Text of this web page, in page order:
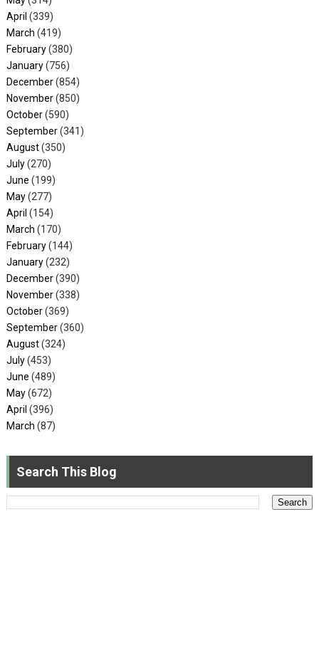
April (339)
March (419)
February(380)
January(756)
December(854)
November(850)
October(590)
September(341)
August(350)
July(270)
June (199)
May(277)
April (154)
March (170)
February(144)
January(232)
December(390)
November(338)
October(369)
September(360)
August(324)
July(453)
June (489)
May(672)
April (396)
March (87)
Search This Blog